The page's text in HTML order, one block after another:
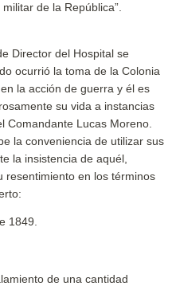
de la República”.
Director del Hospital se
ocurrió la toma de la Colonia
la acción de guerra y él es
su vida a instancias
Comandante Lucas Moreno.
la conveniencia de utilizar sus
la insistencia de aquél,
resentimiento en los términos
1849.
de una cantidad